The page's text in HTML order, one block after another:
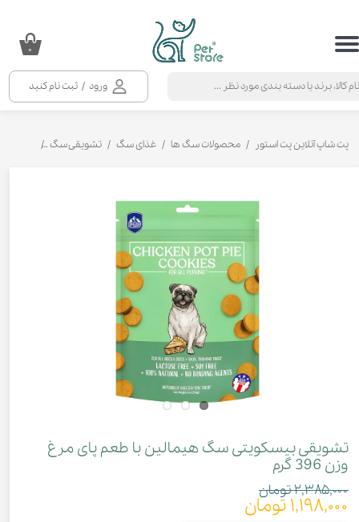
ورود / ثبت نام کنید
حساب کاربری من
خروج از حساب کاربری
۰
پت شاپ آنلاین پت استور محصولات سگ ها غذای سگ تشویقی سگ
تشویقی بیسکویتی سگ هیمالین با طعم پای مرغ
وزن 396 گرم
۲,۳۸۵,۰۰۰ تومان
۱,۱۹۸,۰۰۰ تومان